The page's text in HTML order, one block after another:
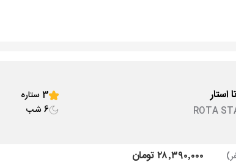
استار
ROTA
3 ستاره
6 شب
۲۸٬۳۹۰٬۰۰۰ تومان